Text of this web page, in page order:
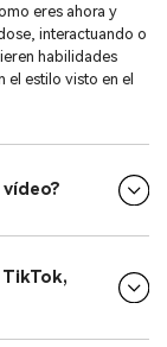
eres ahora y
interactuando o
habilidades
estilo visto en el